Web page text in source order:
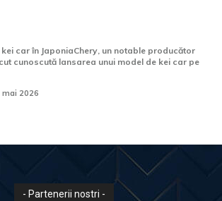
car în JaponiaChery, un notable producător
cunoscută lansarea unui model de kei car pe
mai 2026
- Partenerii nostri -